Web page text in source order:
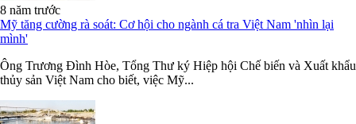
8 năm trước
Mỹ tăng cường rà soát: Cơ hội cho ngành cá tra Việt Nam 'nhìn lại
mình'
Ông Trương Đình Hòe, Tổng Thư ký Hiệp hội Chế biến và Xuất khẩu
thủy sản Việt Nam cho biết, việc Mỹ...